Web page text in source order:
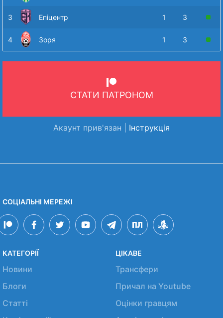
3 Епіцентр 1 3
4 Зоря 1 3
СТАТИ ПАТРОНОМ
Акаунт прив'язан | Інструкція
СОЦІАЛЬНІ МЕРЕЖІ
КАТЕГОРІЇ
Новини
Блоги
Статті
ЦІКАВЕ
Трансфери
Причал на Youtube
Оцінки гравцям